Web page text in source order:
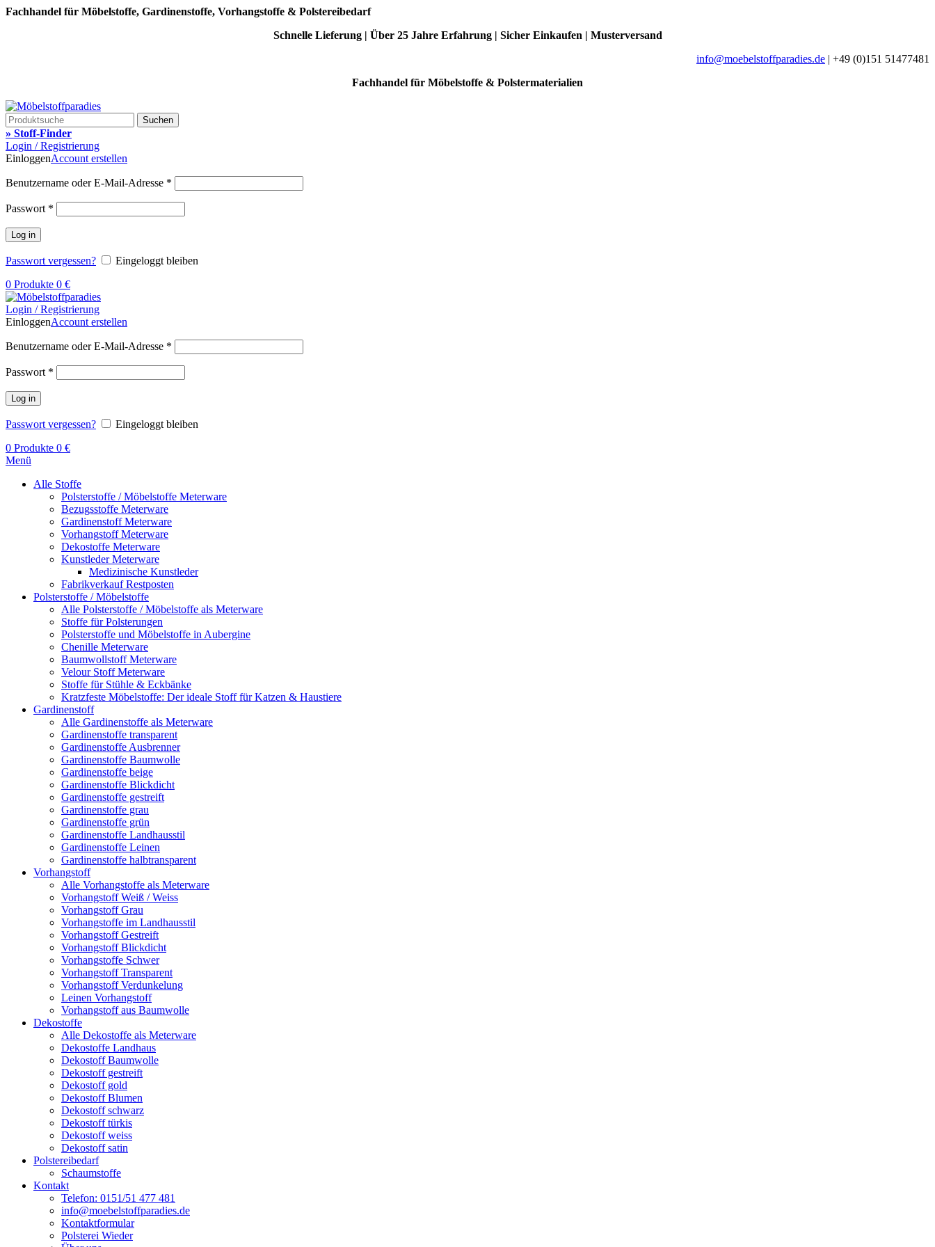
Fachhandel für Möbelstoffe, Gardinenstoffe, Vorhangstoffe & Polstereibedarf
Schnelle Lieferung | Über 25 Jahre Erfahrung | Sicher Einkaufen | Musterversand
info@moebelstoffparadies.de | +49 (0)151 51477481
Fachhandel für Möbelstoffe & Polstermaterialien
Suchen
» Stoff-Finder
Login / Registrierung
EinloggenAccount erstellen
Benutzername oder E-Mail-Adresse *
Passwort *
Log in
Passwort vergessen?
Eingeloggt bleiben
0 Produkte 0 €
Login / Registrierung
EinloggenAccount erstellen
Benutzername oder E-Mail-Adresse *
Passwort *
Log in
Passwort vergessen?
Eingeloggt bleiben
0 Produkte 0 €
Menü
Alle Stoffe
Polsterstoffe / Möbelstoffe Meterware
Bezugsstoffe Meterware
Gardinenstoff Meterware
Vorhangstoff Meterware
Dekostoffe Meterware
Kunstleder Meterware
Medizinische Kunstleder
Fabrikverkauf Restposten
Polsterstoffe / Möbelstoffe
Alle Polsterstoffe / Möbelstoffe als Meterware
Stoffe für Polsterungen
Polsterstoffe und Möbelstoffe in Aubergine
Chenille Meterware
Baumwollstoff Meterware
Velour Stoff Meterware
Stoffe für Stühle & Eckbänke
Kratzfeste Möbelstoffe: Der ideale Stoff für Katzen & Haustiere
Gardinenstoff
Alle Gardinenstoffe als Meterware
Gardinenstoffe transparent
Gardinenstoffe Ausbrenner
Gardinenstoffe Baumwolle
Gardinenstoffe beige
Gardinenstoffe Blickdicht
Gardinenstoffe gestreift
Gardinenstoffe grau
Gardinenstoffe grün
Gardinenstoffe Landhausstil
Gardinenstoffe Leinen
Gardinenstoffe halbtransparent
Vorhangstoff
Alle Vorhangstoffe als Meterware
Vorhangstoff Weiß / Weiss
Vorhangstoff Grau
Vorhangstoffe im Landhausstil
Vorhangstoff Gestreift
Vorhangstoff Blickdicht
Vorhangstoffe Schwer
Vorhangstoff Transparent
Vorhangstoff Verdunkelung
Leinen Vorhangstoff
Vorhangstoff aus Baumwolle
Dekostoffe
Alle Dekostoffe als Meterware
Dekostoffe Landhaus
Dekostoff Baumwolle
Dekostoff gestreift
Dekostoff gold
Dekostoff Blumen
Dekostoff schwarz
Dekostoff türkis
Dekostoff weiss
Dekostoff satin
Polstereibedarf
Schaumstoffe
Kontakt
Telefon: 0151/51 477 481
info@moebelstoffparadies.de
Kontaktformular
Polsterei Wieder